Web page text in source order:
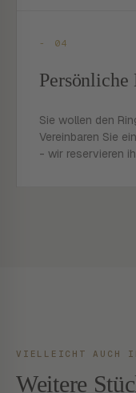
- 04
Persönliche
Sie wollen den
Vereinbaren Sie
- wir reservieren
VIELLEICHT AUCH
Weitere